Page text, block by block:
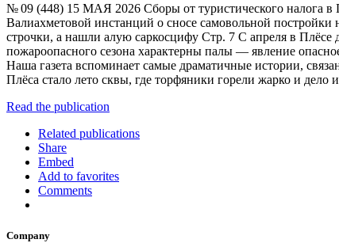
№ 09 (448) 15 МАЯ 2026 Сборы от туристического налога в
Валиахметовой инстанций о сносе самовольной
строчки, а нашли алую саркосцифу Стр. 7 С апреля в
пожароопасного сезона характерны палы — явление
Наша газета вспоминает самые драматичные истории,
Плёса стало лето сквы, где торфяники горели жарко и
Read the publication
Related publications
Share
Embed
Add to favorites
Comments
Company